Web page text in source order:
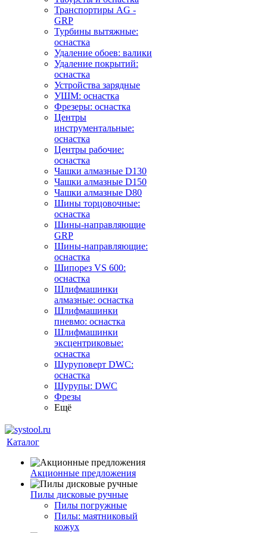
Транспортиры AG -
GRP
Турбины вытяжные:
оснастка
Удаление обоев: валики
Удаление покрытий:
оснастка
Устройства зарядные
УШМ: оснастка
Фрезеры: оснастка
Центры
инструментальные:
оснастка
Центры рабочие:
оснастка
Чашки алмазные D130
Чашки алмазные D150
Чашки алмазные D80
Шины торцовочные:
оснастка
Шины-направляющие
GRP
Шины-направляющие:
оснастка
Шипорез VS 600:
оснастка
Шлифмашинки
алмазные: оснастка
Шлифмашинки
пневмо: оснастка
Шлифмашинки
эксцентриковые:
оснастка
Шуруповерт DWC:
оснастка
Шурупы: DWC
Фрезы
Ещё
Каталог
Акционные предложения
Пилы дисковые ручные
Пилы погружные
Пилы: маятниковый
кожух